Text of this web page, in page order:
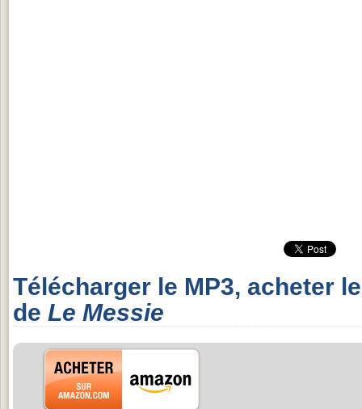
Télécharger le MP3, acheter
de Le Messie